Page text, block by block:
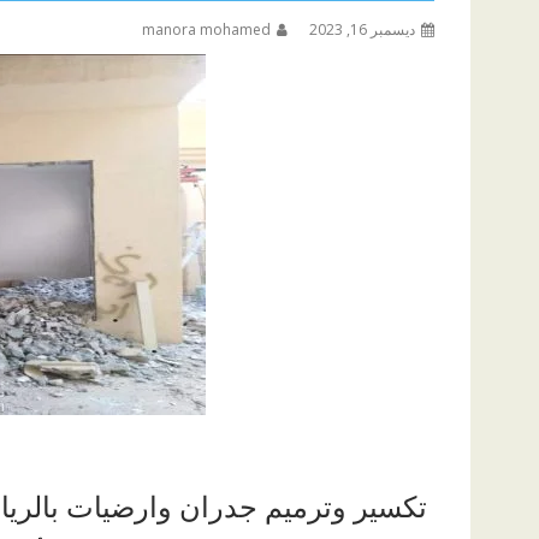
ديسمبر 16, 2023 manora mohamed
تكسير وترميم جدران وارضيات